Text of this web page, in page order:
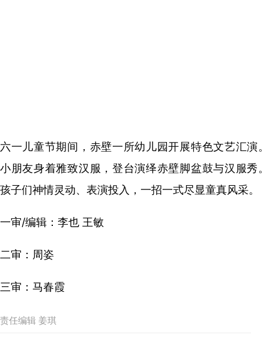
六一儿童节期间，赤壁一所幼儿园开展特色文艺汇演。
小朋友身着雅致汉服，登台演绎赤壁脚盆鼓与汉服秀。
孩子们神情灵动、表演投入，一招一式尽显童真风采。
一审/编辑：李也 王敏
二审：周姿
三审：马春霞
责任编辑 姜琪